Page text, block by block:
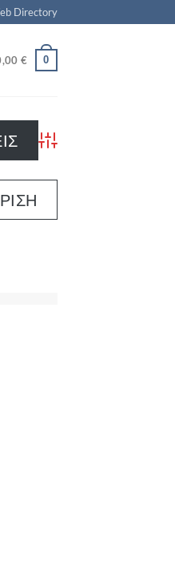
Directory
€ 0
Advanced Search